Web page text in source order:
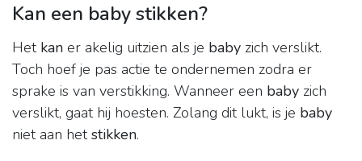
Kan een baby stikken?
Het kan er akelig uitzien als je baby zich verslikt.
Toch hoef je pas actie te ondernemen zodra er
sprake is van verstikking. Wanneer een baby zich
verslikt, gaat hij hoesten. Zolang dit lukt, is je baby
niet aan hetstikken.